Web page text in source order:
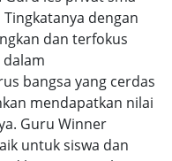
dengan
dan terfokus
bangsa yang cerdas
mendapatkan nilai
Guru Winner
untuk siswa dan